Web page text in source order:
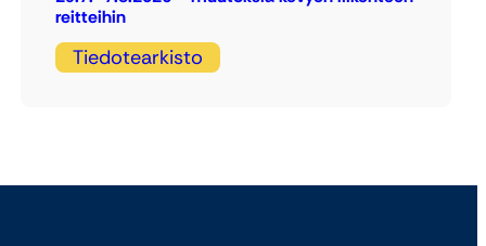
reitteihin
Tiedotearkisto